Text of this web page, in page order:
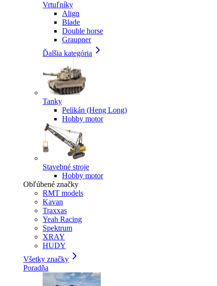
Vrtuľníky
Align
Blade
Double horse
Graupner
Ďalšia kategória
Tanky
Pelikán (Heng Long)
Hobby motor
Stavebné stroje
Hobby motor
Obľúbené značky
RMT models
Kavan
Traxxas
Yeah Racing
Spektrum
XRAY
HUDY
Všetky značky
Poradňa